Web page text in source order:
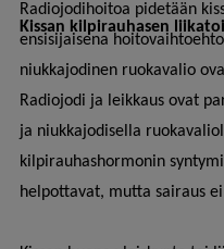
Kissan kilpirauhasen
Radiojodihoitoa pidetään
ensisijaisena
niukkajodinen ruokavalio
Radiojodi ja leikkaus ovat
ja niukkajodisella
kilpirauhashormonin
helpottavat, mutta sairaus